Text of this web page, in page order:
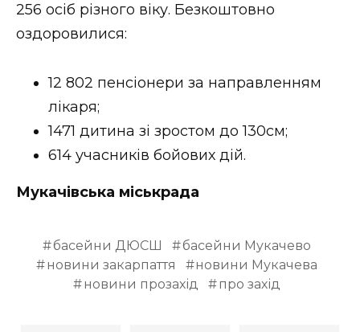
256 осіб різного віку. Безкоштовно
оздоровилися:
12 802 пенсіонери за направленням
лікаря;
1471 дитина зі зростом до 130см;
614 учасників бойових дій.
Мукачівська міськрада
басейни ДЮСШ
басейни Мукачево
новини закарпаття
новини Мукачева
новини прозахід
про захід